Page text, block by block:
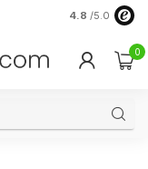
Verzending
4.8 /5.0
0